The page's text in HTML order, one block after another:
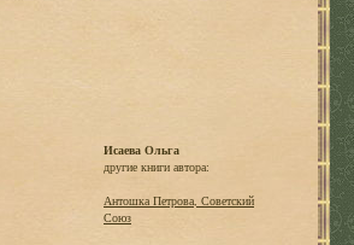
Исаева Ольга
другие книги автора:
Антошка Петрова, Советский
Союз